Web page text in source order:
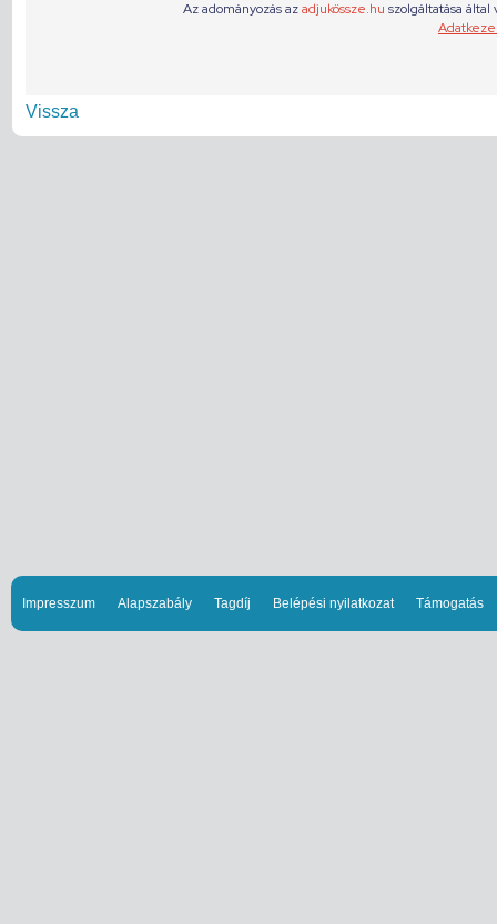
Vissza
Impresszum Alapszabály Tagdíj Belépési nyilatkozat Támogatás